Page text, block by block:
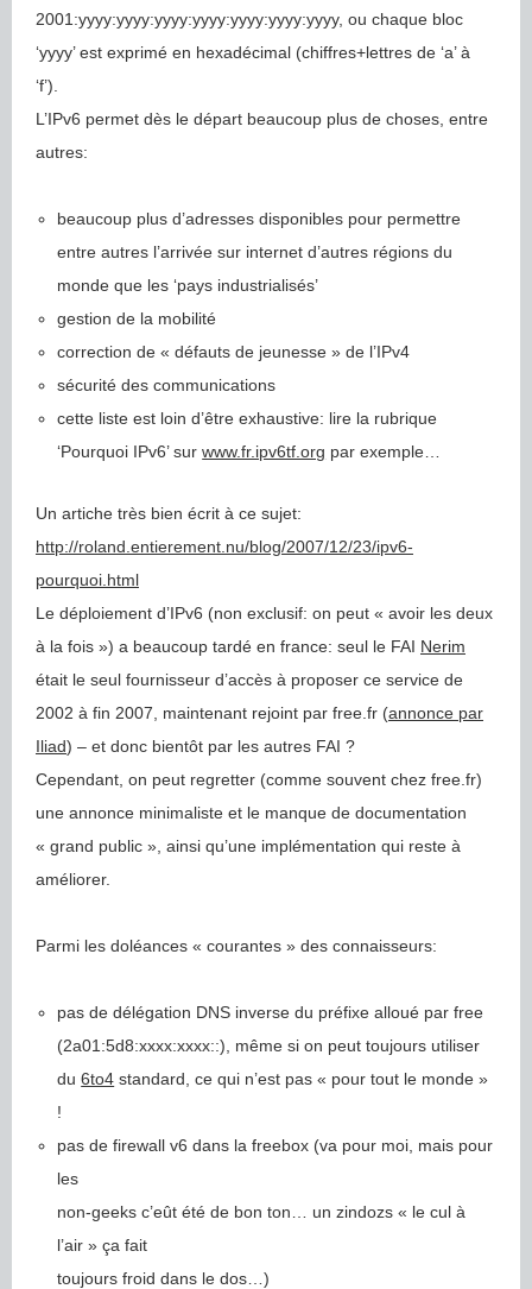
2001:yyyy:yyyy:yyyy:yyyy:yyyy:yyyy:yyyy, ou chaque bloc
‘yyyy’ est exprimé en hexadécimal (chiffres+lettres de ‘a’ à
‘f’).
L’IPv6 permet dès le départ beaucoup plus de choses, entre
autres:
beaucoup plus d’adresses disponibles pour permettre
entre autres l’arrivée sur internet d’autres régions du
monde que les ‘pays industrialisés’
gestion de la mobilité
correction de « défauts de jeunesse » de l’IPv4
sécurité des communications
cette liste est loin d’être exhaustive: lire la rubrique
‘Pourquoi IPv6’ surwww.fr.ipv6tf.org par exemple…
Un artiche très bien écrit à ce sujet:
http://roland.entierement.nu/blog/2007/12/23/ipv6-
pourquoi.html
Le déploiement d’IPv6 (non exclusif: on peut « avoir les deux
à la fois ») a beaucoup tardé en france: seul le FAI Nerim
était le seul fournisseur d’accès à proposer ce service de
2002 à fin 2007, maintenant rejoint par free.fr (annonce par
Iliad) – et donc bientôt par les autres FAI ?
Cependant, on peut regretter (comme souvent chez free.fr)
une annonce minimaliste et le manque de documentation
« grand public », ainsi qu’une implémentation qui reste à
améliorer.
Parmi les doléances « courantes » des connaisseurs:
pas de délégation DNS inverse du préfixe alloué par free
(2a01:5d8:xxxx:xxxx::), même si on peut toujours utiliser
du6to4 standard, ce qui n’est pas « pour tout le monde »
!
pas de firewall v6 dans la freebox (va pour moi, mais pour
les
non-geeks c’eût été de bon ton… un zindozs « le cul à
l’air » ça fait
toujours froid dans le dos…)